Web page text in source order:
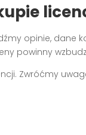
opinie, dane
powinny
Zwróćmy